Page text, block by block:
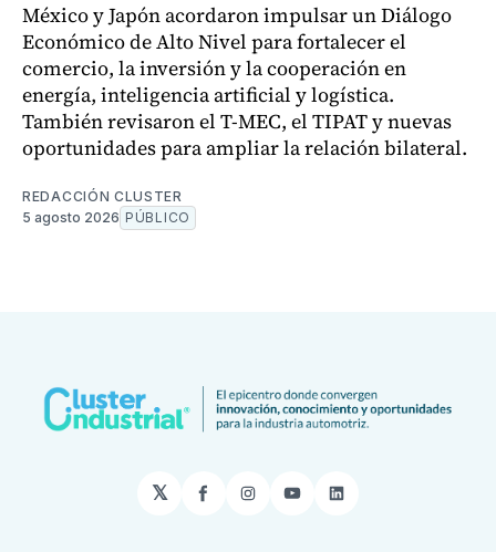
México y Japón acordaron impulsar un Diálogo
Económico de Alto Nivel para fortalecer el
comercio, la inversión y la cooperación en
energía, inteligencia artificial y logística.
También revisaron el T-MEC, el TIPAT y nuevas
oportunidades para ampliar la relación bilateral.
REDACCIÓN CLUSTER
5 agosto 2026 PÚBLICO
𝕏 Facebook
Instagram
YouTubeLinkedIn